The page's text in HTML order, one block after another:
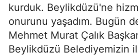
kurduk. Beylikdüzü'ne
onurunu yaşadım. Bugün
Mehmet Murat Çalık
Beylikdüzü Belediyemizin